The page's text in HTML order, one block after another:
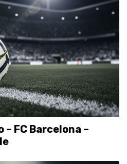
FC Barcelona –